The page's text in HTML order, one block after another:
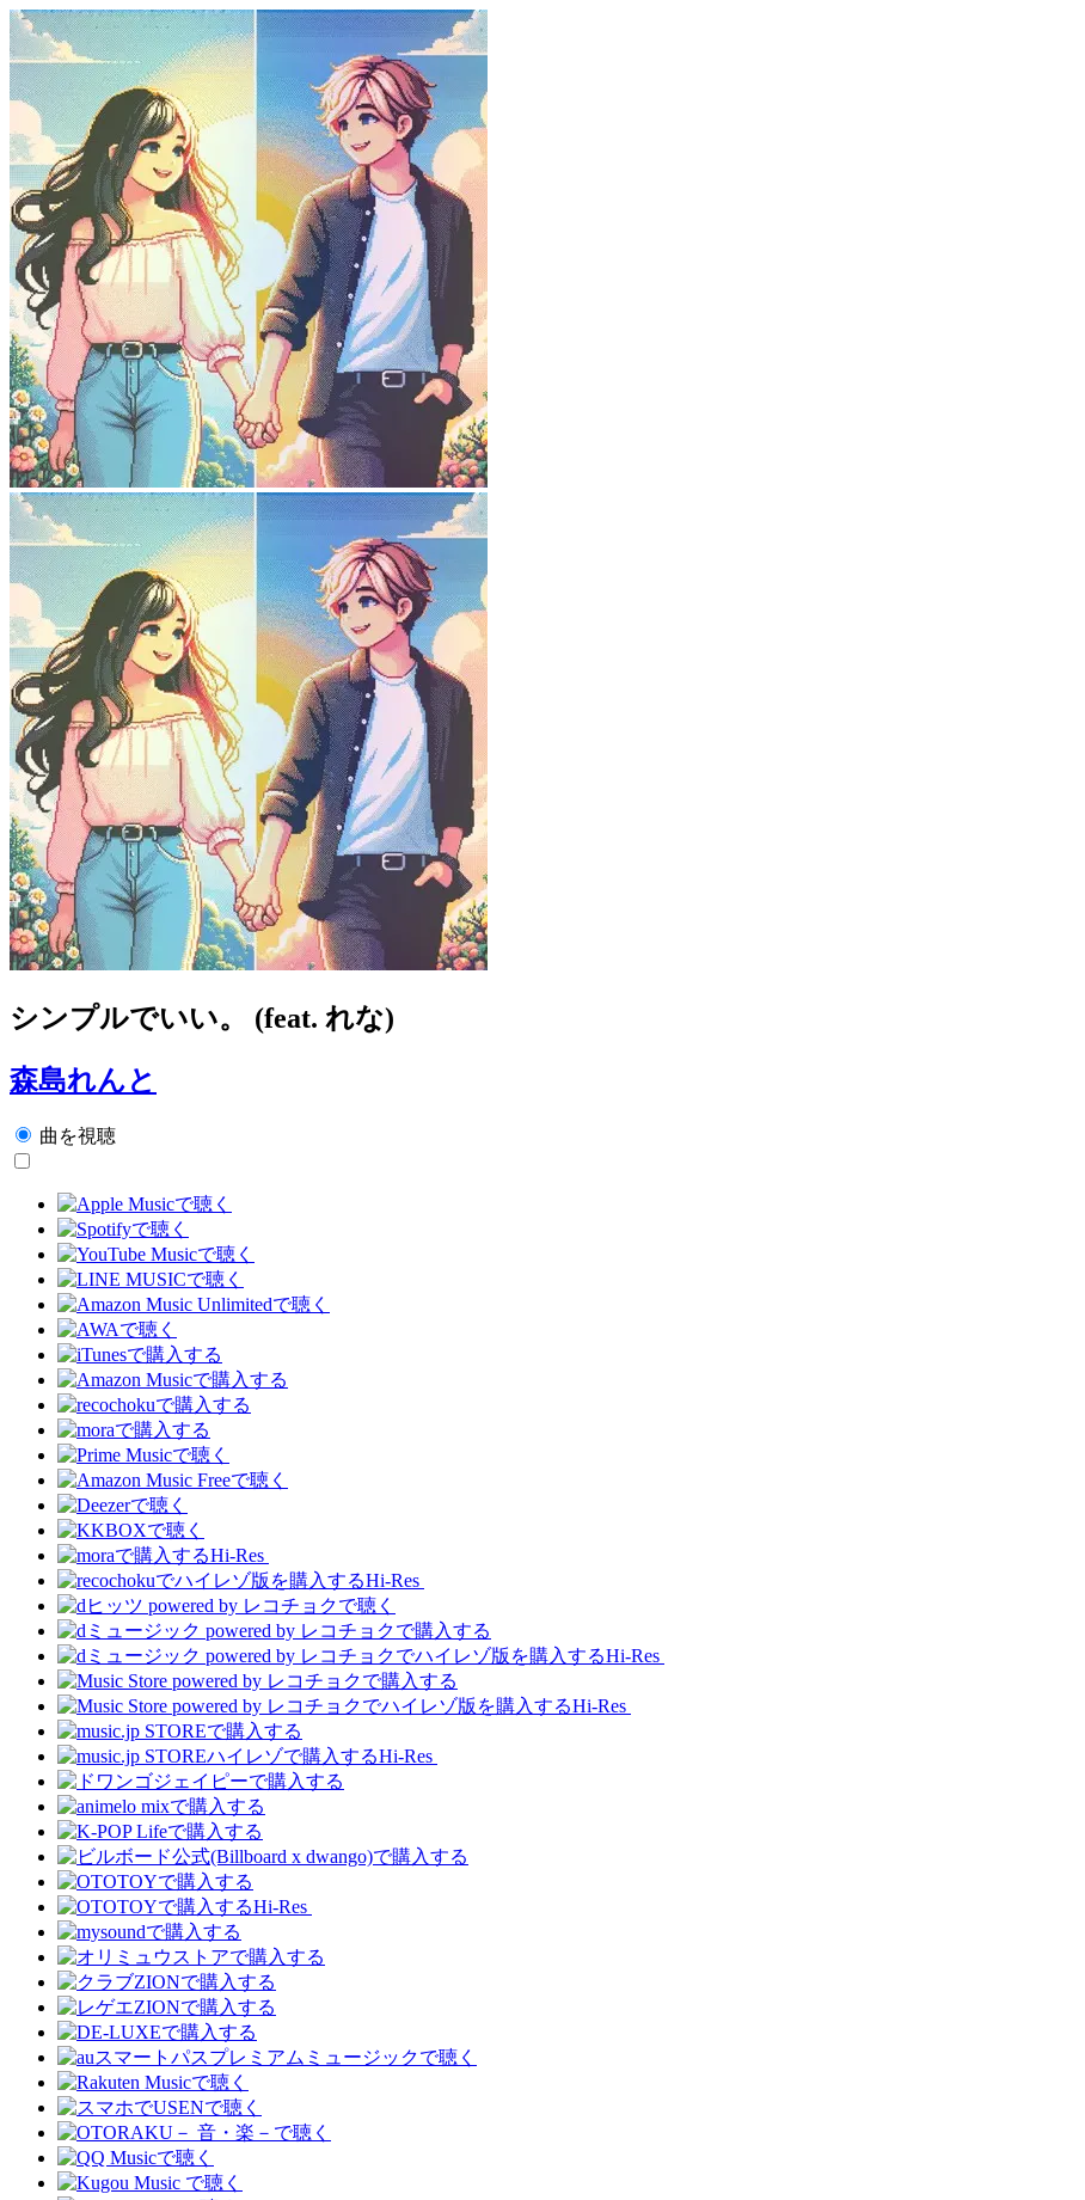
シンプルでいい。 (feat. れな)
森島れんと
曲を視聴
Hi-Res
Hi-Res
Hi-Res
Hi-Res
Hi-Res
Hi-Res